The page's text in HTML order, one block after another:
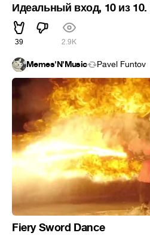
Идеальный вход, 10 из 10.
39 2.9K
Memes'N'Music Pavel Funtov
Fiery Sword Dance